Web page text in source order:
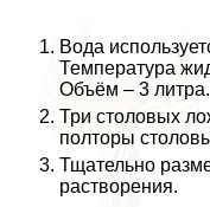
Вода
Температура
Объём – 3 литра.
Три столовых
полторы
Тщательно
растворения.